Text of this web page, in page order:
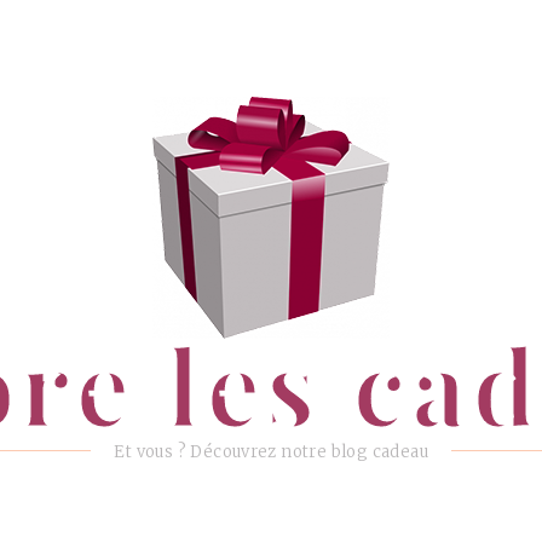
les
Et vous ? Découvrez notre blog cadeau